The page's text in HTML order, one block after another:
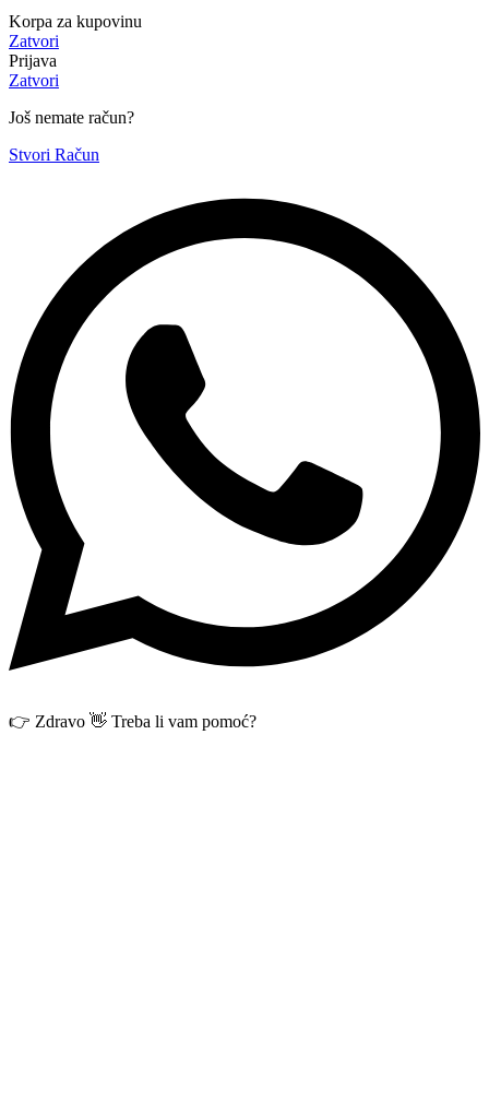
Korpa za kupovinu
Zatvori
Prijava
Zatvori
Još nemate račun?
Stvori Račun
👉 Zdravo 👋 Treba li vam pomoć?